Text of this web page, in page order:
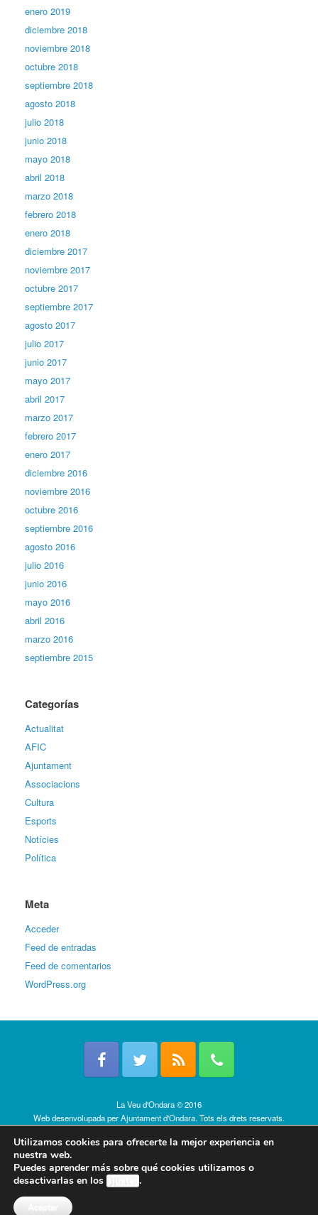
enero 2019
diciembre 2018
noviembre 2018
octubre 2018
septiembre 2018
agosto 2018
julio 2018
junio 2018
mayo 2018
abril 2018
marzo 2018
febrero 2018
enero 2018
diciembre 2017
noviembre 2017
octubre 2017
septiembre 2017
agosto 2017
julio 2017
junio 2017
mayo 2017
abril 2017
marzo 2017
febrero 2017
enero 2017
diciembre 2016
noviembre 2016
octubre 2016
septiembre 2016
agosto 2016
julio 2016
junio 2016
mayo 2016
abril 2016
marzo 2016
septiembre 2015
Categorías
Actualitat
AFIC
Ajuntament
Associacions
Cultura
Esports
Notícies
Política
Meta
Acceder
Feed de entradas
Feed de comentarios
WordPress.org
La Veu d'Ondara © 2016
Web desenvolupada perAjuntament d'Ondara. Tots els drets reservats.
Utilizamos cookies para ofrecerte la mejor experiencia en
nuestra web.
Puedes aprender más sobre qué cookies utilizamos o
desactivarlas en los ajustes.